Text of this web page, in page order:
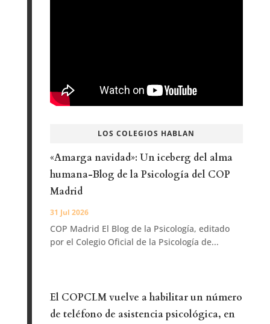
LOS COLEGIOS HABLAN
«Amarga navidad»: Un iceberg del alma
humana-Blog de la Psicología del COP
Madrid
31 Jul 2026
COP Madrid El Blog de la Psicología, editado
por el Colegio Oficial de la Psicología de...
El COPCLM vuelve a habilitar un número
de teléfono de asistencia psicológica, en